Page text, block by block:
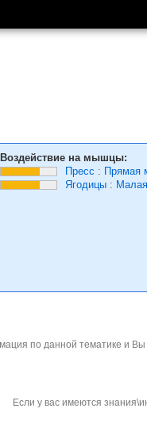
Воздействие на мышцы:
Пресс : Прямая
Ягодицы :
по данной тематике и Вы
Если у вас имеются